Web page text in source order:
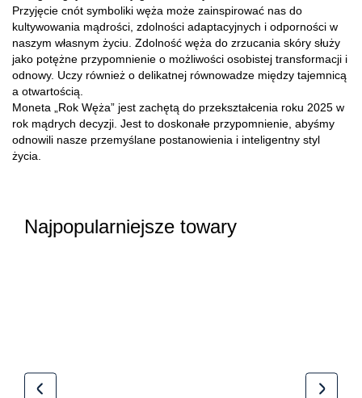
Przyjęcie cnót symboliki węża może zainspirować nas do
kultywowania mądrości, zdolności adaptacyjnych i odporności w
naszym własnym życiu. Zdolność węża do zrzucania skóry służy
jako potężne przypomnienie o możliwości osobistej transformacji i
odnowy. Uczy również o delikatnej równowadze między tajemnicą
a otwartością.
Moneta „Rok Węża” jest zachętą do przekształcenia roku 2025 w
rok mądrych decyzji. Jest to doskonałe przypomnienie, abyśmy
odnowili nasze przemyślane postanowienia i inteligentny styl
życia.
Najpopularniejsze towary